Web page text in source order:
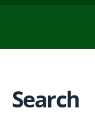
Search